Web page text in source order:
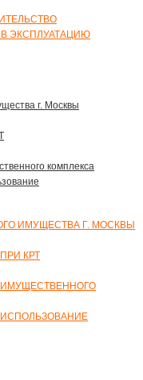
ЭКСПЛУАТАЦИЮ
г. Москвы
комплекса
ИМУЩЕСТВА Г. МОСКВЫ
КРТ